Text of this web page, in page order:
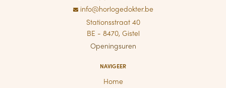
info@horlogedokter.be
Stationsstraat 40
BE - 8470, Gistel
Openingsuren
NAVIGEER
Home